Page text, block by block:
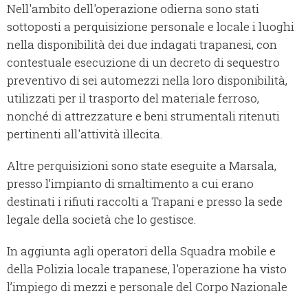
Nell'ambito dell'operazione odierna sono stati
sottoposti a perquisizione personale e locale i luoghi
nella disponibilità dei due indagati trapanesi, con
contestuale esecuzione di un decreto di sequestro
preventivo di sei automezzi nella loro disponibilità,
utilizzati per il trasporto del materiale ferroso,
nonché di attrezzature e beni strumentali ritenuti
pertinenti all'attività illecita.
Altre perquisizioni sono state eseguite a Marsala,
presso l’impianto di smaltimento a cui erano
destinati i rifiuti raccolti a Trapani e presso la sede
legale della società che lo gestisce.
In aggiunta agli operatori della Squadra mobile e
della Polizia locale trapanese, l'operazione ha visto
l’impiego di mezzi e personale del Corpo Nazionale